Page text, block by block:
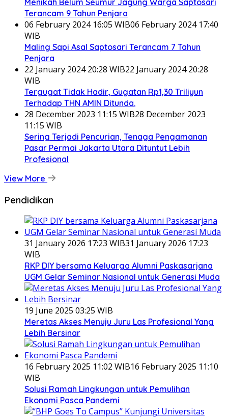
Terancam 9 Tahun Penjara
06 February 2024 16:05 WIB06 February 2024 17:40
WIB
Maling Sapi Asal Saptosari Terancam 7 Tahun
Penjara
22 January 2024 20:28 WIB22 January 2024 20:28
WIB
Tergugat Tidak Hadir, Gugatan Rp1,30 Triliyun
Terhadap THN AMIN Ditunda.
28 December 2023 11:15 WIB28 December 2023
11:15 WIB
Sering Terjadi Pencurian, Tenaga Pengamanan
Pasar Permai Jakarta Utara Dituntut Lebih
Profesional
View More
Pendidikan
31 January 2026 17:23 WIB31 January 2026 17:23
WIB
RKP DIY bersama Keluarga Alumni Paskasarjana
UGM Gelar Seminar Nasional untuk Generasi Muda
19 June 2025 03:25 WIB
Meretas Akses Menuju Juru Las Profesional Yang
Lebih Bersinar
16 February 2025 11:02 WIB16 February 2025 11:10
WIB
Solusi Ramah Lingkungan untuk Pemulihan
Ekonomi Pasca Pandemi